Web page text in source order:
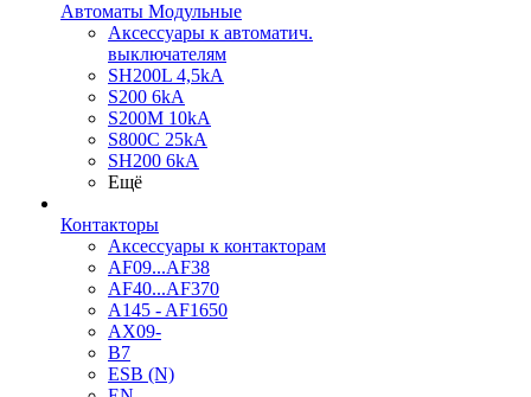
Автоматы Модульные
Аксессуары к автоматич.
выключателям
SH200L 4,5kA
S200 6kA
S200M 10kA
S800C 25kA
SH200 6kA
Ещё
Контакторы
Аксессуары к контакторам
AF09...AF38
AF40...AF370
A145 - AF1650
AX09-
B7
ESB (N)